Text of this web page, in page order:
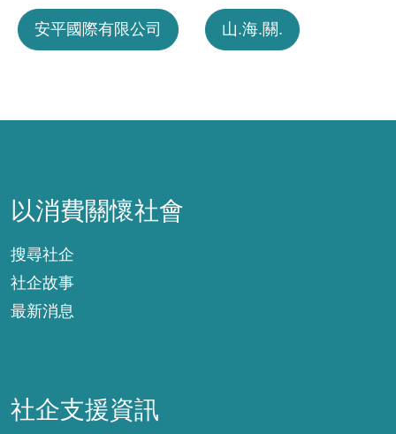
安平國際有限公司 山.海.關.
以消費關懷社會
搜尋社企
社企故事
最新消息
社企支援資訊